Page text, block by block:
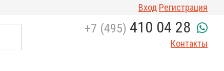
Вход Регистрация
+7 (495) 410 04 28
Контакты